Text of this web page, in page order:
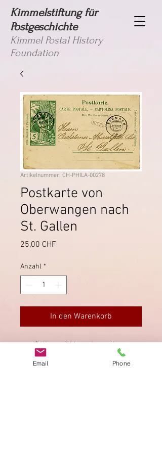
Kimmelstiftung für
Postgeschichte
Kimmel Postal History
Foundation
Artikelnummer: CH-PHILA-00278
Postkarte von
Oberwangen nach
St. Gallen
25,00 CHF
Anzahl *
In den Warenkorb
Seltener Ablagestempel von
Oberwangen, via Sirnach
(19.11.1900) nach St. Gallen.
Email Phone